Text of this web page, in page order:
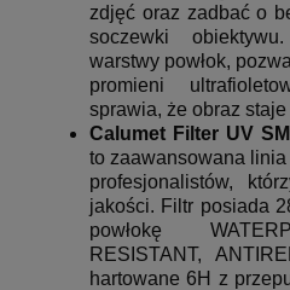
zdjęć oraz zadbać o
soczewki
warstwy powłok,
promieni
sprawia, że obraz
Calumet Filter UV
to zaawansowana
profesjonalistów,
jakości. Filtr posiada
powłokę
RESISTANT,
hartowane 6H z